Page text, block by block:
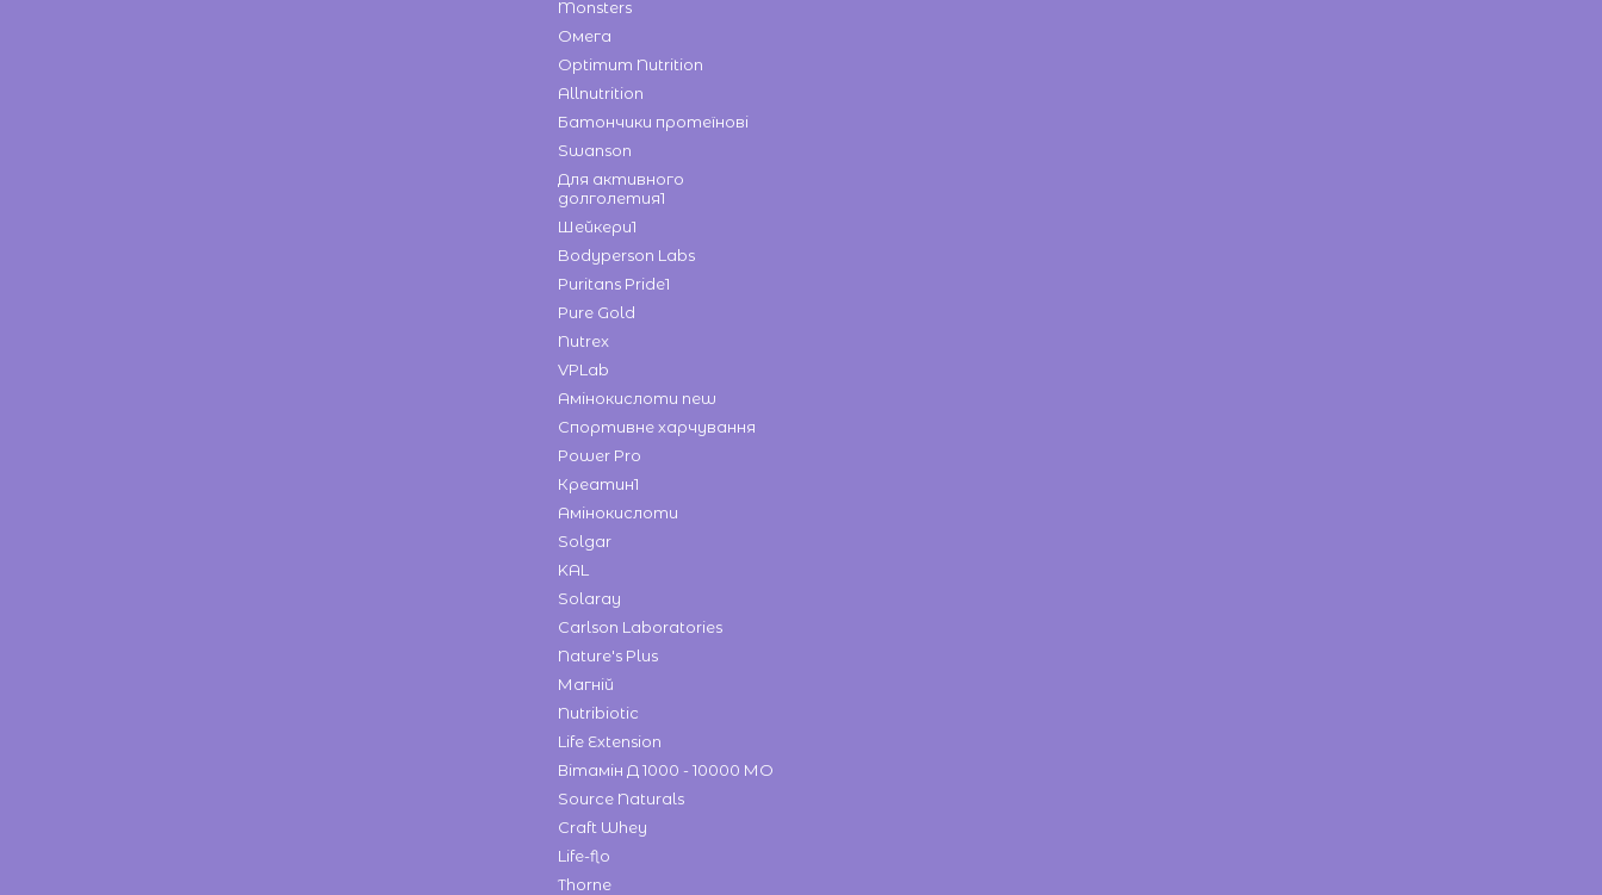
Monsters
Омега
Optimum Nutrition
Allnutrition
Батончики протеїнові
Swanson
Для активного
долголетия1
Шейкери1
Bodyperson Labs
Puritans Pride1
Pure Gold
Nutrex
VPLab
Амінокислоти new
Спортивне харчування
Power Pro
Креатин1
Амінокислоти
Solgar
KAL
Solaray
Carlson Laboratories
Nature's Plus
Магній
Nutribiotic
Life Extension
Вітамін Д 1000 - 10000 МО
Source Naturals
Craft Whey
Life-flo
Thorne